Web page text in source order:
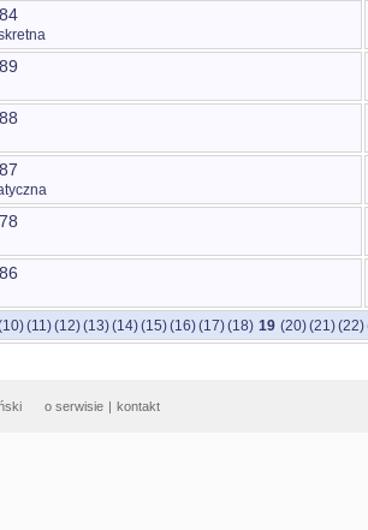
(11)(12)(13)(14)(15)(16)(17)(18) 19 (20)(21)(22)
o serwisie | kontakt